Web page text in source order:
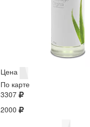
Цена
По карте
3307
2000